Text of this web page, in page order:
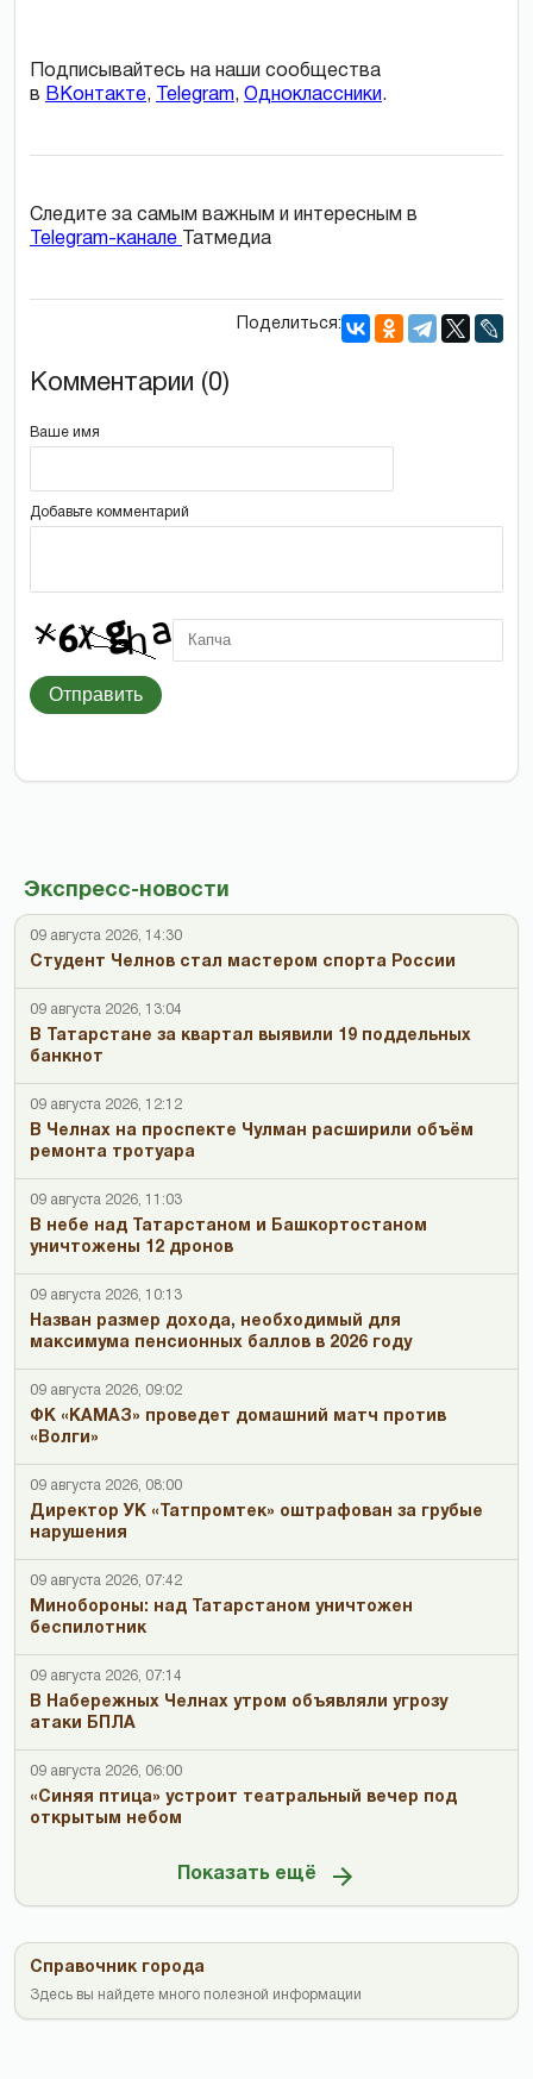
Экспресс-новости
09 августа 2026, 14:30
Студент Челнов стал мастером спорта России
09 августа 2026, 13:04
В Татарстане за квартал выявили 19 поддельных
банкнот
09 августа 2026, 12:12
В Челнах на проспекте Чулман расширили объём
ремонта тротуара
09 августа 2026, 11:03
В небе над Татарстаном и Башкортостаном
уничтожены 12 дронов
09 августа 2026, 10:13
Назван размер дохода, необходимый для
максимума пенсионных баллов в 2026 году
09 августа 2026, 09:02
ФК «КАМАЗ» проведет домашний матч против
«Волги»
09 августа 2026, 08:00
Директор УК «Татпромтек» оштрафован за грубые
нарушения
09 августа 2026, 07:42
Минобороны: над Татарстаном уничтожен
беспилотник
09 августа 2026, 07:14
В Набережных Челнах утром объявляли угрозу
атаки БПЛА
09 августа 2026, 06:00
«Синяя птица» устроит театральный вечер под
открытым небом
Показать ещё
Справочник города
Здесь вы найдете много полезной информации
Подписывайтесь на наши сообщества
в ВКонтакте, Telegram, Одноклассники.
Следите за самым важным и интересным в
Telegram-канале
Татмедиа
Поделиться:
Комментарии (0)
Ваше имя
Добавьте комментарий
Отправить